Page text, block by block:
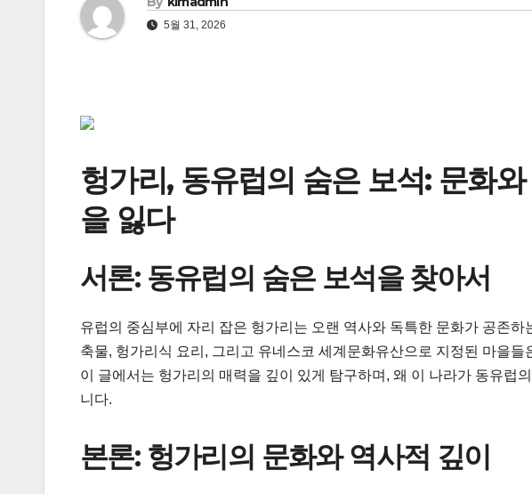
5월 31, 2026
헝가리, 동유럽의 숨은 보석: 문화
을 잃다
서론: 동유럽의 숨은 보석을 찾아서
유럽의 중심부에 자리 잡은 헝가리는 오랜 역사와 독특한 문화가 공존
축물, 헝가리식 요리, 그리고 유네스코 세계문화유산으로 지정된 마을
이 글에서는 헝가리의 매력을 깊이 있게 탐구하며, 왜 이 나라가 동유럽
니다.
본론: 헝가리의 문화와 역사적 깊이